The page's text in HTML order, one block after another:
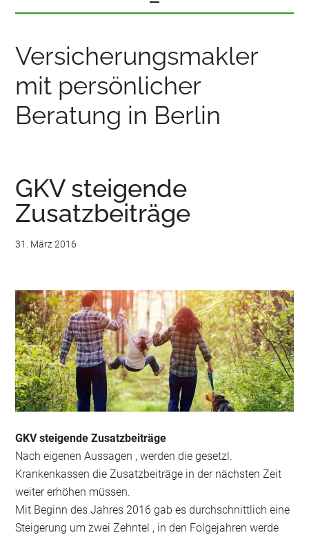
Versicherungsmakler
mit persönlicher
Beratung in Berlin
GKV steigende
Zusatzbeiträge
31. März 2016
GKV steigende Zusatzbeiträge
Nach eigenen Aussagen , werden die gesetzl.
Krankenkassen die Zusatzbeiträge in der nächsten Zeit
weiter erhöhen müssen.
Mit Beginn des Jahres 2016 gab es durchschnittlich eine
Steigerung um zwei Zehntel , in den Folgejahren werde